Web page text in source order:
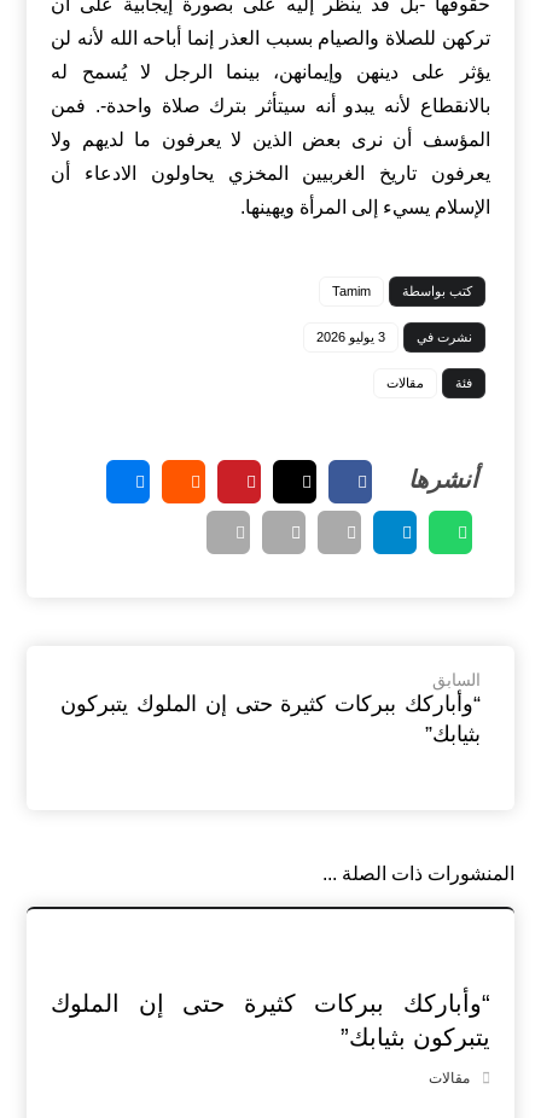
حقوقها -بل قد ينظر إليه على بصورة إيجابية على أن
تركهن للصلاة والصيام بسبب العذر إنما أباحه الله لأنه لن
يؤثر على دينهن وإيمانهن، بينما الرجل لا يُسمح له
بالانقطاع لأنه يبدو أنه سيتأثر بترك صلاة واحدة-. فمن
المؤسف أن نرى بعض الذين لا يعرفون ما لديهم ولا
يعرفون تاريخ الغربيين المخزي يحاولون الادعاء أن
الإسلام يسيء إلى المرأة ويهينها.
كتب بواسطة Tamim
نشرت في 3 يوليو 2026
فئة مقالات
السابق
“وأباركك ببركات كثيرة حتى إن الملوك يتبركون
بثيابك”
المنشورات ذات الصلة ...
“وأباركك ببركات كثيرة حتى إن الملوك
يتبركون بثيابك”
مقالات